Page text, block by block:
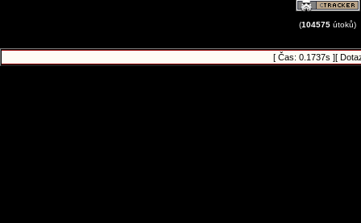
(104575 útoků)
[ Čas: 0.1737s ][